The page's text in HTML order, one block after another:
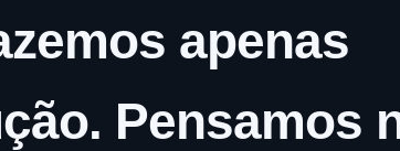
apenas
Pensamos